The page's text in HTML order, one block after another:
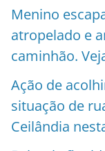
Menino
atropelado e
caminhão.
Ação de
situação de
Ceilândia